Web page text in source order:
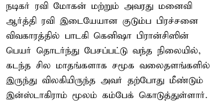
நடிகர் ரவி மோகன் மற்றும் அவரது மனைவி
ஆர்த்தி ரவி இடையேயான குடும்ப பிரச்சனை
விவகாரத்தில் பாடகி கெனிஷா பிரான்சிஸின்
பெயர் தொடர்ந்து பேசப்பட்டு வந்த நிலையில்,
கடந்த சில மாதங்களாக சமூக வலைதளங்களில்
இருந்து விலகியிருந்த அவர் தற்போது மீண்டும்
இன்ஸ்டாகிராம் மூலம் கம்பேக் கொடுத்துள்ளார்.